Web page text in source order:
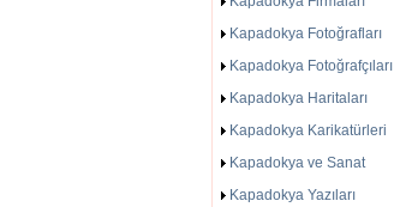
Kapadokya Fotoğrafları
Kapadokya Fotoğrafçıları
Kapadokya Haritaları
Kapadokya Karikatürleri
Kapadokya ve Sanat
Kapadokya Yazıları